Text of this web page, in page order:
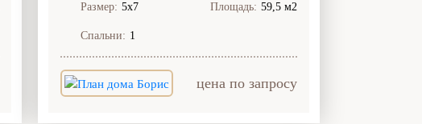
Размер: 5х7 Площадь: 59,5 м2
Спальни: 1
цена по запросу